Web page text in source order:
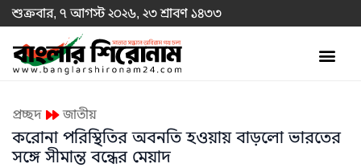
শুক্রবার, ৭ আগস্ট ২০২৬, ২৩ শ্রাবণ ১৪৩৩
প্রচ্ছদ জাতীয়
করোনা পরিস্থিতির অবনতি হওয়ায় বাড়লো ভারতের
সঙ্গে সীমান্ত বন্ধের মেয়াদ